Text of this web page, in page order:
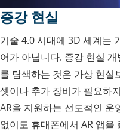
증강 현실
기술 4.0 시대에 3D 세계는
어가 아닙니다. 증강 현실
를 탐색하는 것은 가상 현실
셋이나 추가 장비가 필요하
AR을 지원하는 선도적인 운
없이도 휴대폰에서 AR 앱을